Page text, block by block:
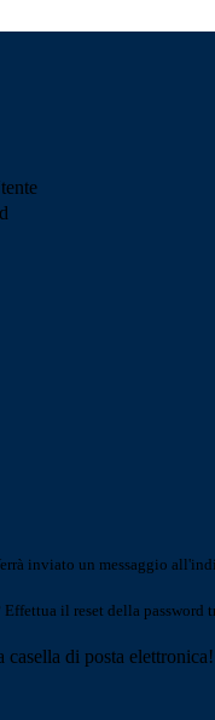
inviato un messaggio
il reset della password
di posta elettronica!